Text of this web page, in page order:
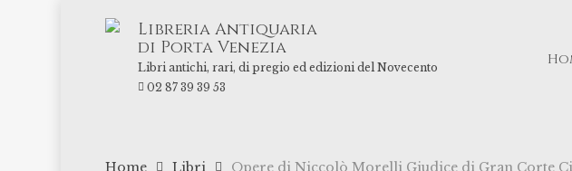
Libreria Antiquaria
di Porta Venezia
Libri antichi, rari, di pregio ed edizioni del Novecento
02 87 39 39 53
Home Libri
Opere di Niccolò Morelli Giudice di Gran Corte